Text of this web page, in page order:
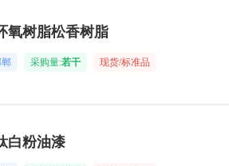
氧树脂松香树脂
郸 采购量:若干 现货/标准品
白粉油漆